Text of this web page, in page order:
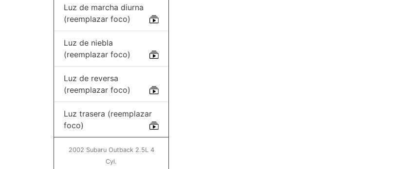
Luz de marcha diurna
(reemplazar foco)
Luz de niebla
(reemplazar foco)
Luz de reversa
(reemplazar foco)
Luz trasera (reemplazar
foco)
2002 Subaru Outback 2.5L 4
Cyl.